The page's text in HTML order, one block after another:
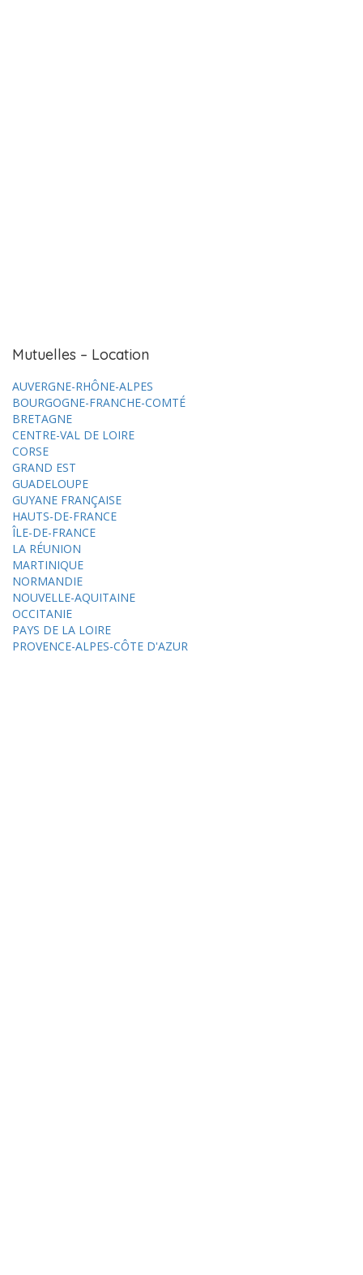
Mutuelles – Location
AUVERGNE-RHÔNE-ALPES
BOURGOGNE-FRANCHE-COMTÉ
BRETAGNE
CENTRE-VAL DE LOIRE
CORSE
GRAND EST
GUADELOUPE
GUYANE FRANÇAISE
HAUTS-DE-FRANCE
ÎLE-DE-FRANCE
LA RÉUNION
MARTINIQUE
NORMANDIE
NOUVELLE-AQUITAINE
OCCITANIE
PAYS DE LA LOIRE
PROVENCE-ALPES-CÔTE D'AZUR